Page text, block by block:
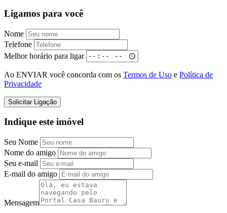
Ligamos para você
Nome
Telefone
Melhor horário para ligar
Ao ENVIAR você concorda com os Termos de Uso e Política de
Privacidade
Solicitar Ligação
Indique este imóvel
Seu Nome
Nome do amigo
Seu e-mail
E-mail do amigo
Mensagem